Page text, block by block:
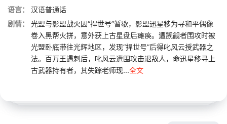
语言：
汉语普通话
剧情：
光盟与影盟战火因“捍世号”暂歇，影盟迅星移为寻和平偶像
卷入黑帮火拼，意外获上古星盘后瘫痪。遭觊觎者围攻时被
光盟卧底带往光辉地区，发现“捍世号”后得叱风云授武器之
法。百万王遇刺后，叱风云遭围攻击退敌人，命迅星移寻上
古武器持有者，其失踪老师现...全文